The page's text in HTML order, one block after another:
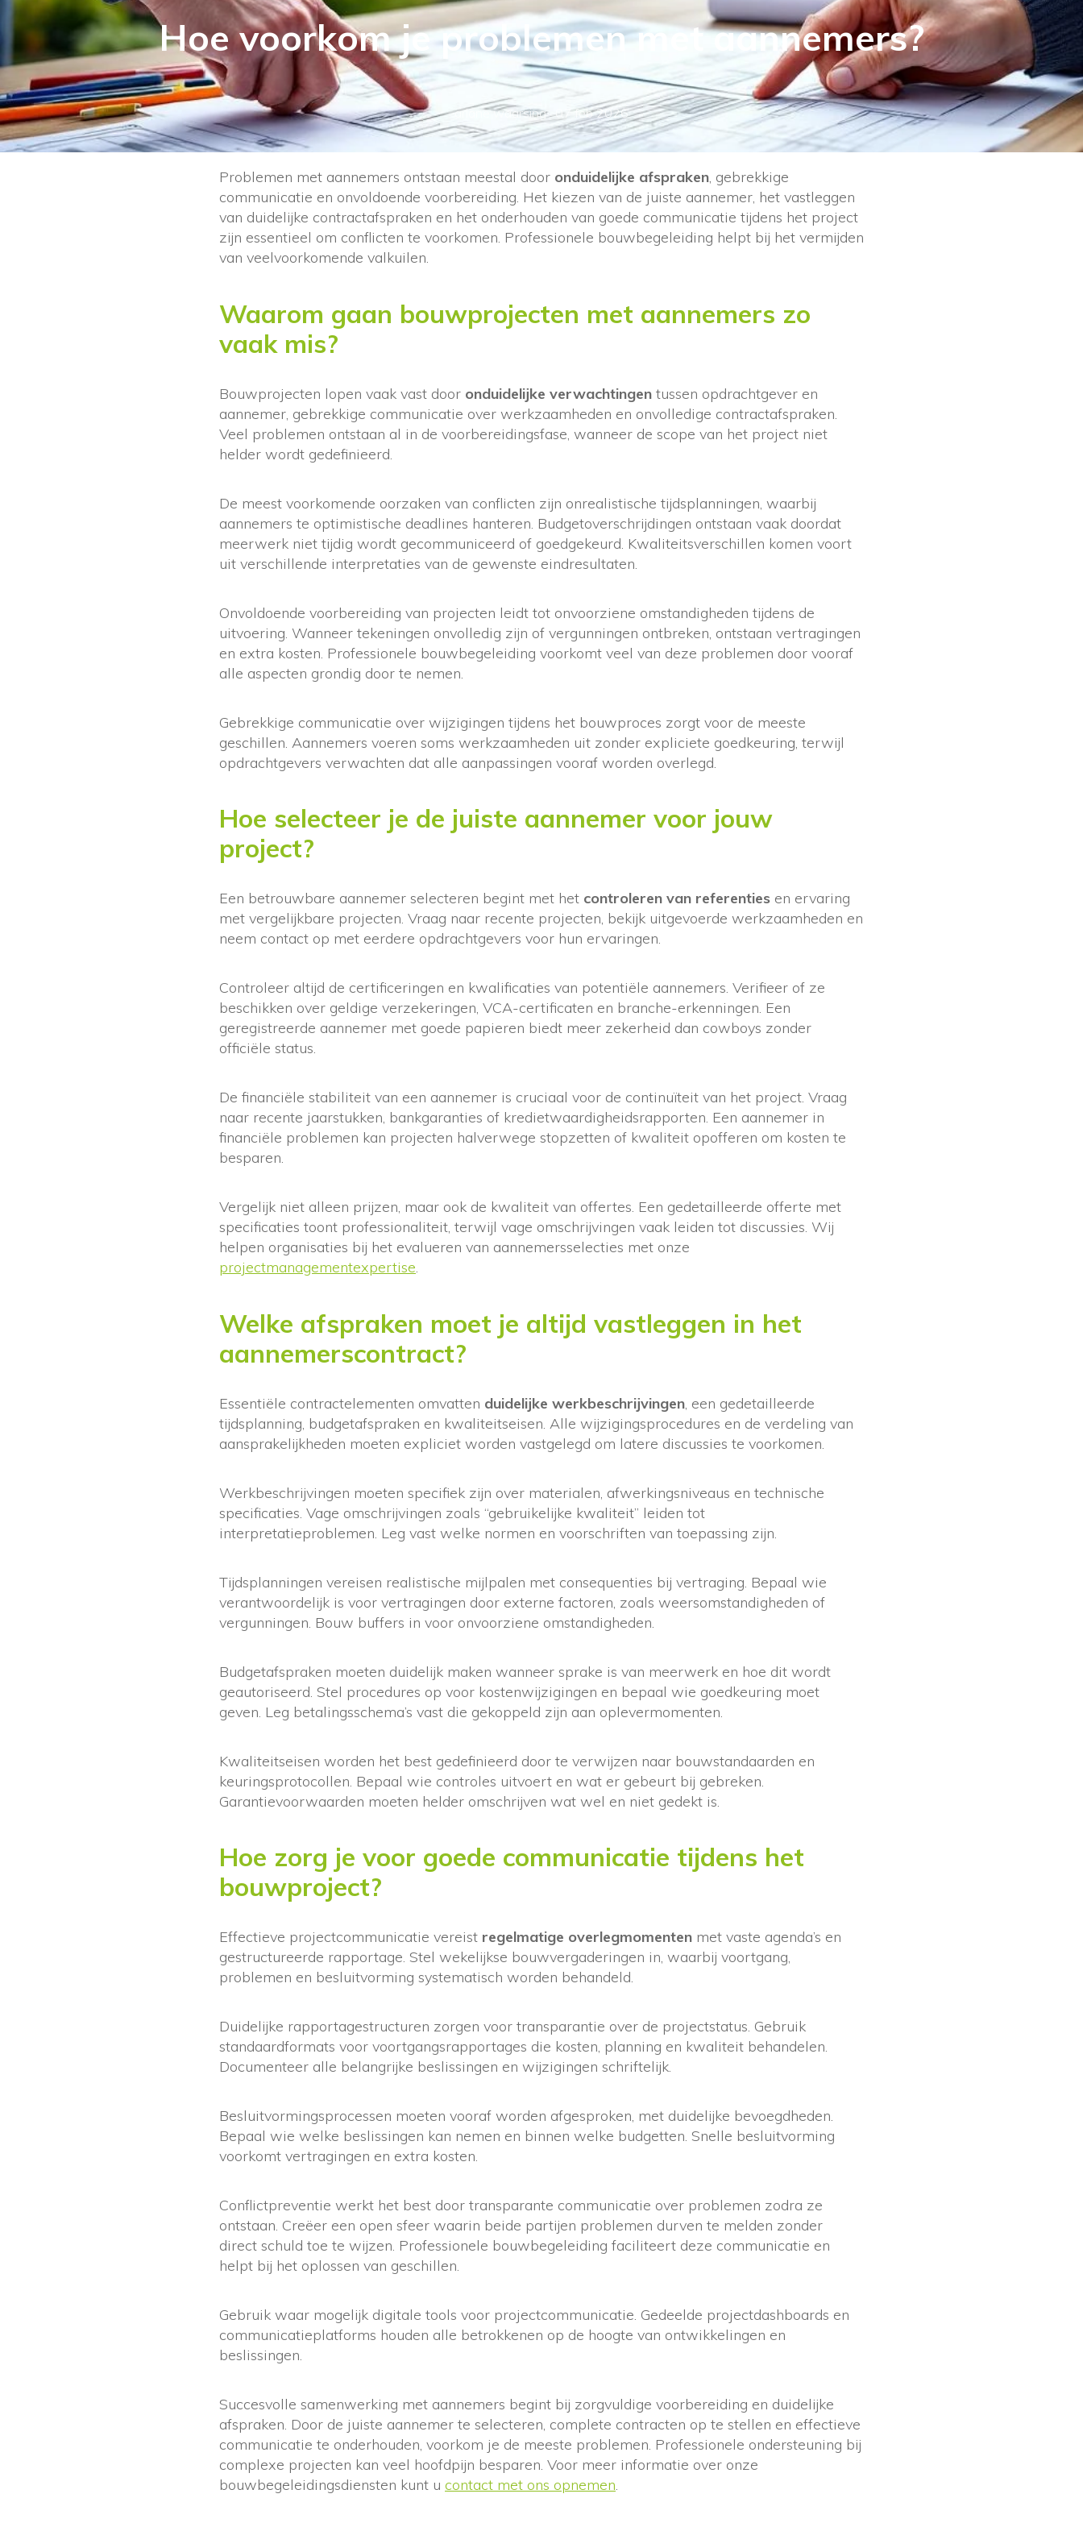
Hoe voorkom je problemen met aannemers?
ariane waarsing·07 feb 2026
Problemen met aannemers ontstaan meestal door onduidelijke afspraken, gebrekkige
communicatie en onvoldoende voorbereiding. Het kiezen van de juiste aannemer, het vastleggen
van duidelijke contractafspraken en het onderhouden van goede communicatie tijdens het project
zijn essentieel om conflicten te voorkomen. Professionele bouwbegeleiding helpt bij het vermijden
van veelvoorkomende valkuilen.
Waarom gaan bouwprojecten met aannemers zo
vaak mis?
Bouwprojecten lopen vaak vast door onduidelijke verwachtingen tussen opdrachtgever en
aannemer, gebrekkige communicatie over werkzaamheden en onvolledige contractafspraken.
Veel problemen ontstaan al in de voorbereidingsfase, wanneer de scope van het project niet
helder wordt gedefinieerd.
De meest voorkomende oorzaken van conflicten zijn onrealistische tijdsplanningen, waarbij
aannemers te optimistische deadlines hanteren. Budgetoverschrijdingen ontstaan vaak doordat
meerwerk niet tijdig wordt gecommuniceerd of goedgekeurd. Kwaliteitsverschillen komen voort
uit verschillende interpretaties van de gewenste eindresultaten.
Onvoldoende voorbereiding van projecten leidt tot onvoorziene omstandigheden tijdens de
uitvoering. Wanneer tekeningen onvolledig zijn of vergunningen ontbreken, ontstaan vertragingen
en extra kosten. Professionele bouwbegeleiding voorkomt veel van deze problemen door vooraf
alle aspecten grondig door te nemen.
Gebrekkige communicatie over wijzigingen tijdens het bouwproces zorgt voor de meeste
geschillen. Aannemers voeren soms werkzaamheden uit zonder expliciete goedkeuring, terwijl
opdrachtgevers verwachten dat alle aanpassingen vooraf worden overlegd.
Hoe selecteer je de juiste aannemer voor jouw
project?
Een betrouwbare aannemer selecteren begint met het controleren van referenties en ervaring
met vergelijkbare projecten. Vraag naar recente projecten, bekijk uitgevoerde werkzaamheden en
neem contact op met eerdere opdrachtgevers voor hun ervaringen.
Controleer altijd de certificeringen en kwalificaties van potentiële aannemers. Verifieer of ze
beschikken over geldige verzekeringen, VCA-certificaten en branche-erkenningen. Een
geregistreerde aannemer met goede papieren biedt meer zekerheid dan cowboys zonder
officiële status.
De financiële stabiliteit van een aannemer is cruciaal voor de continuïteit van het project. Vraag
naar recente jaarstukken, bankgaranties of kredietwaardigheidsrapporten. Een aannemer in
financiële problemen kan projecten halverwege stopzetten of kwaliteit opofferen om kosten te
besparen.
Vergelijk niet alleen prijzen, maar ook de kwaliteit van offertes. Een gedetailleerde offerte met
specificaties toont professionaliteit, terwijl vage omschrijvingen vaak leiden tot discussies. Wij
helpen organisaties bij het evalueren van aannemersselecties met onze
projectmanagementexpertise.
Welke afspraken moet je altijd vastleggen in het
aannemerscontract?
Essentiële contractelementen omvatten duidelijke werkbeschrijvingen, een gedetailleerde
tijdsplanning, budgetafspraken en kwaliteitseisen. Alle wijzigingsprocedures en de verdeling van
aansprakelijkheden moeten expliciet worden vastgelegd om latere discussies te voorkomen.
Werkbeschrijvingen moeten specifiek zijn over materialen, afwerkingsniveaus en technische
specificaties. Vage omschrijvingen zoals “gebruikelijke kwaliteit” leiden tot
interpretatieproblemen. Leg vast welke normen en voorschriften van toepassing zijn.
Tijdsplanningen vereisen realistische mijlpalen met consequenties bij vertraging. Bepaal wie
verantwoordelijk is voor vertragingen door externe factoren, zoals weersomstandigheden of
vergunningen. Bouw buffers in voor onvoorziene omstandigheden.
Budgetafspraken moeten duidelijk maken wanneer sprake is van meerwerk en hoe dit wordt
geautoriseerd. Stel procedures op voor kostenwijzigingen en bepaal wie goedkeuring moet
geven. Leg betalingsschema’s vast die gekoppeld zijn aan oplevermomenten.
Kwaliteitseisen worden het best gedefinieerd door te verwijzen naar bouwstandaarden en
keuringsprotocollen. Bepaal wie controles uitvoert en wat er gebeurt bij gebreken.
Garantievoorwaarden moeten helder omschrijven wat wel en niet gedekt is.
Hoe zorg je voor goede communicatie tijdens het
bouwproject?
Effectieve projectcommunicatie vereist regelmatige overlegmomenten met vaste agenda’s en
gestructureerde rapportage. Stel wekelijkse bouwvergaderingen in, waarbij voortgang,
problemen en besluitvorming systematisch worden behandeld.
Duidelijke rapportagestructuren zorgen voor transparantie over de projectstatus. Gebruik
standaardformats voor voortgangsrapportages die kosten, planning en kwaliteit behandelen.
Documenteer alle belangrijke beslissingen en wijzigingen schriftelijk.
Besluitvormingsprocessen moeten vooraf worden afgesproken, met duidelijke bevoegdheden.
Bepaal wie welke beslissingen kan nemen en binnen welke budgetten. Snelle besluitvorming
voorkomt vertragingen en extra kosten.
Conflictpreventie werkt het best door transparante communicatie over problemen zodra ze
ontstaan. Creëer een open sfeer waarin beide partijen problemen durven te melden zonder
direct schuld toe te wijzen. Professionele bouwbegeleiding faciliteert deze communicatie en
helpt bij het oplossen van geschillen.
Gebruik waar mogelijk digitale tools voor projectcommunicatie. Gedeelde projectdashboards en
communicatieplatforms houden alle betrokkenen op de hoogte van ontwikkelingen en
beslissingen.
Succesvolle samenwerking met aannemers begint bij zorgvuldige voorbereiding en duidelijke
afspraken. Door de juiste aannemer te selecteren, complete contracten op te stellen en effectieve
communicatie te onderhouden, voorkom je de meeste problemen. Professionele ondersteuning bij
complexe projecten kan veel hoofdpijn besparen. Voor meer informatie over onze
bouwbegeleidingsdiensten kunt u contact met ons opnemen.